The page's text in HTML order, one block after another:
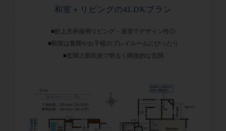
和室＋リビングの4LDKプラン
■折上天井採用リビング・居室でデザイン性◎
■和室は客間やお子様のプレイルームにぴったり
■玄関上部吹抜で明るく開放的な玄関